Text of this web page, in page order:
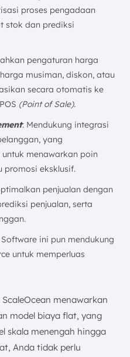
proses pengadaan
stok dan prediksi
pengaturan harga
musiman, diskon, atau
secara otomatis ke
(Point of Sale).
: Mendukung integrasi
yang
menawarkan poin
promosi eksklusif.
penjualan dengan
penjualan, serta
Software ini pun mendukung
untuk memperluas
menawarkan
model biaya flat, yang
skala menengah hingga
Anda tidak perlu